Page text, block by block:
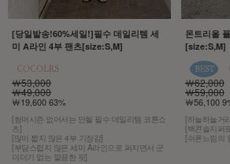
[당일발송!60%세일!]필수 데일리템 세
미 A라인 4부 팬츠[size:S,M]
￦53,000
￦49,000
￦19,600 63%
[썸머시즌 없어서는 안될 필수 데일리템 코튼쇼
츠]
[많이 짧지 않은 4부 기장감]
[부담스럽지 않은 세미 A라인으로 퍼지면서 군
더더기 없는 깔끔한 핏]
몬트리올
[size:S,M]
￦62,000
￦59,000
￦56,100
[하늘하늘거
[백콘솔지퍼
[쉬폰느낌의